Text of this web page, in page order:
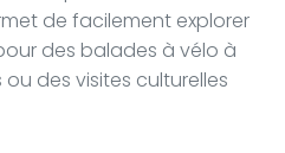
de facilement explorer
des balades à vélo à
des visites culturelles